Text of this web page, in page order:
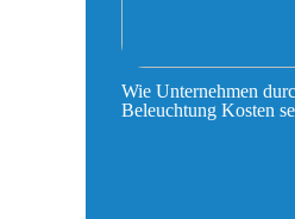
Wie Unternehmen
Beleuchtung Kosten